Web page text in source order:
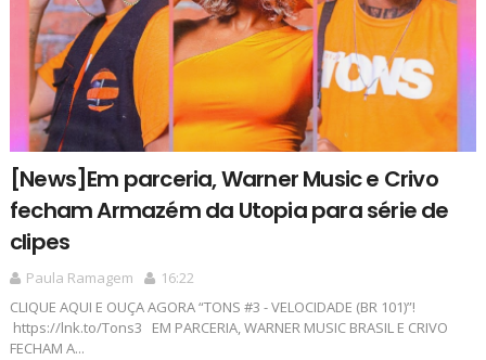
[News]Em parceria, Warner Music e Crivo
fecham Armazém da Utopia para série de
clipes
Paula Ramagem
16:22
CLIQUE AQUI E OUÇA AGORA “TONS #3 - VELOCIDADE (BR 101)”!
https://lnk.to/Tons3 EM PARCERIA, WARNER MUSIC BRASIL E CRIVO
FECHAM A...